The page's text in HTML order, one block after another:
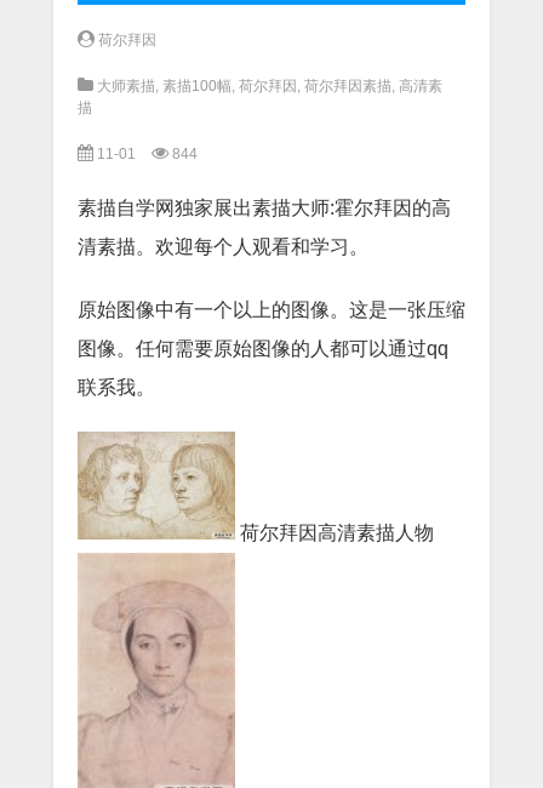
荷尔拜因
大师素描, 素描100幅, 荷尔拜因 , 荷尔拜因素描, 高清素
描
11-01 844
素描自学网独家展出素描大师:霍尔拜因的高
清素描。欢迎每个人观看和学习。
原始图像中有一个以上的图像。这是一张压缩
图像。任何需要原始图像的人都可以通过qq
联系我。
荷尔拜因高清素描人物